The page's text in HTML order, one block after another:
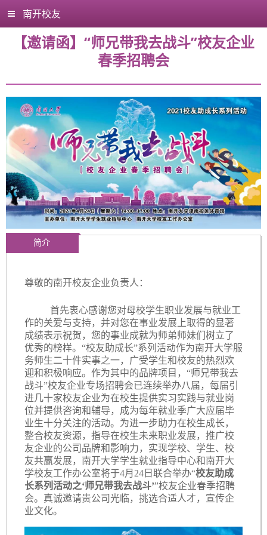
南开校友
【邀请函】“师兄带我去战斗”校友企业
春季招聘会
简介
尊敬的南开校友企业负责人：
首先衷心感谢您对母校学生职业发展与就业工
作的关爱与支持，并对您在事业发展上取得的显著
成绩表示祝贺，您的事业成就为师弟师妹们树立了
优秀的榜样。“校友助成长”系列活动作为南开大学服
务师生二十件实事之一，广受学生和校友的热烈欢
迎和积极响应。作为其中的品牌项目，“师兄带我去
战斗”校友企业专场招聘会已连续举办八届，每届引
进几十家校友企业为在校生提供实习实践与就业岗
位并提供咨询和辅导，成为每年就业季广大应届毕
业生十分关注的活动。为进一步助力在校生成长，
整合校友资源，指导在校生未来职业发展，推广校
友企业的公司品牌和影响力，实现学校、学生、校
友共赢发展，南开大学学生就业指导中心和南开大
学校友工作办公室将于4月24日联合举办“校友助成
长系列活动之‘师兄带我去战斗’”校友企业春季招聘
会。真诚邀请贵公司光临，挑选合适人才，宣传企
业文化。